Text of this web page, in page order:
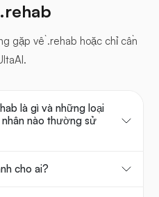
gặp về .rehab hoặc chỉ cần
là gì và những loại
nhân nào thường sử
cho ai?